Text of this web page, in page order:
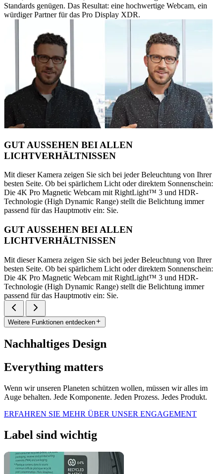
Standards genügen. Das Resultat: eine hochwertige Webcam, ein
würdiger Partner für das Pro Display XDR.
GUT AUSSEHEN BEI ALLEN
LICHTVERHÄLTNISSEN
Mit dieser Kamera zeigen Sie sich bei jeder Beleuchtung von Ihrer
besten Seite. Ob bei spärlichem Licht oder direktem Sonnenschein:
Die 4K Pro Magnetic Webcam mit RightLight™ 3 und HDR-
Technologie (High Dynamic Range) stellt die Belichtung immer
passend für das Hauptmotiv ein: Sie.
GUT AUSSEHEN BEI ALLEN
LICHTVERHÄLTNISSEN
Mit dieser Kamera zeigen Sie sich bei jeder Beleuchtung von Ihrer
besten Seite. Ob bei spärlichem Licht oder direktem Sonnenschein:
Die 4K Pro Magnetic Webcam mit RightLight™ 3 und HDR-
Technologie (High Dynamic Range) stellt die Belichtung immer
passend für das Hauptmotiv ein: Sie.
Weitere Funktionen entdecken
Nachhaltiges Design
Everything matters
Wenn wir unseren Planeten schützen wollen, müssen wir alles im
Auge behalten. Jede Komponente. Jeden Prozess. Jedes Produkt.
ERFAHREN SIE MEHR ÜBER UNSER ENGAGEMENT
Label sind wichtig